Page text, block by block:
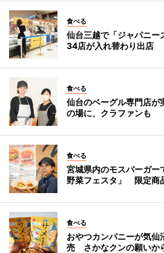
食べる
仙台三越で「ジャパニ
34店が入れ替わり出店
食べる
仙台のベーグル専門店
の場に、クラファンも
食べる
宮城県内のモスバーガー
野菜フェスタ」 限定商
食べる
おやつカンパニーが気仙
売 さかなクンの願いか